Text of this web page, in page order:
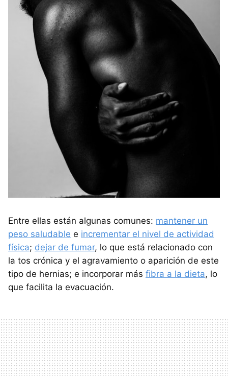
Entre ellas están algunas comunes: mantener un
peso saludable e incrementar el nivel de actividad
física; dejar de fumar, lo que está relacionado con
la tos crónica y el agravamiento o aparición de este
tipo de hernias; e incorporar más fibra a la dieta, lo
que facilita la evacuación.